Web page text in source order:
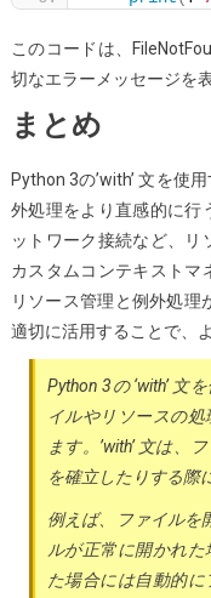
このコードは、
切なエラーメッセージを
まとめ
Python 3の’with’ 文を使
外処理をより直感的に行
ットワーク接続など、リ
カスタムコンテキストマ
リソース管理と例外処理
適切に活用することで、
Python 3の ‘with’ 文
イルやリソースの
ます。’with’ 文は、
を確立したりする際
例えば、ファイルを
ルが正常に開かれ
た場合には自動的